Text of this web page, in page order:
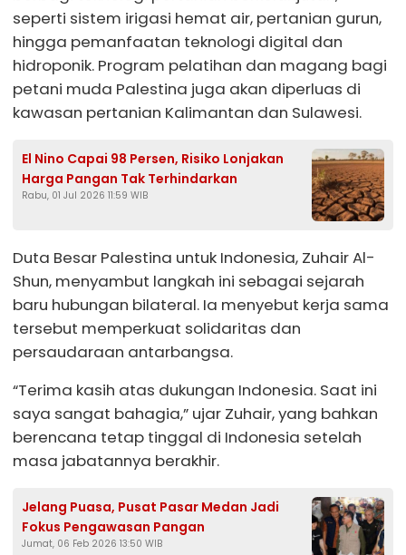
seperti sistem irigasi hemat air, pertanian gurun,
hingga pemanfaatan teknologi digital dan
hidroponik. Program pelatihan dan magang bagi
petani muda Palestina juga akan diperluas di
kawasan pertanian Kalimantan dan Sulawesi.
El Nino Capai 98 Persen, Risiko Lonjakan
Harga Pangan Tak Terhindarkan
Rabu, 01 Jul 2026 11:59 WIB
Duta Besar Palestina untuk Indonesia, Zuhair Al-
Shun, menyambut langkah ini sebagai sejarah
baru hubungan bilateral. Ia menyebut kerja sama
tersebut memperkuat solidaritas dan
persaudaraan antarbangsa.
“Terima kasih atas dukungan Indonesia. Saat ini
saya sangat bahagia,” ujar Zuhair, yang bahkan
berencana tetap tinggal di Indonesia setelah
masa jabatannya berakhir.
Jelang Puasa, Pusat Pasar Medan Jadi
Fokus Pengawasan Pangan
Jumat, 06 Feb 2026 13:50 WIB